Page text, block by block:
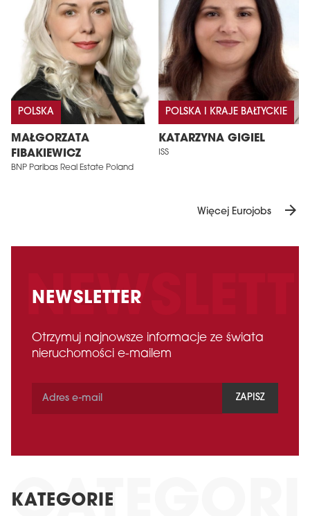
POLSKA
MAŁGORZATA
FIBAKIEWICZ
BNP Paribas Real Estate Poland
POLSKA I KRAJE BAŁTYCKIE
KATARZYNA GIGIEL
ISS
Więcej Eurojobs arrow_forward
NEWSLETTER
Otrzymuj najnowsze informacje ze świata
nieruchomości e-mailem
ZAPISZ
KATEGORIE